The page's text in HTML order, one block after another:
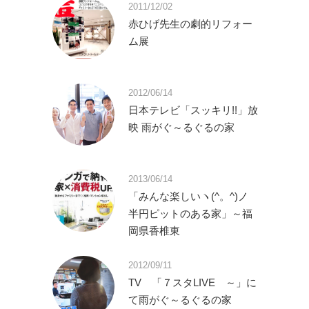
2011/12/02
赤ひげ先生の劇的リフォー
ム展
2012/06/14
日本テレビ「スッキリ!!」放
映 雨がぐ～るぐるの家
2013/06/14
「みんな楽しいヽ(^。^)ノ
半円ピットのある家」～福
岡県香椎東
2012/09/11
TV 「７スタLIVE ～」に
て雨がぐ～るぐるの家